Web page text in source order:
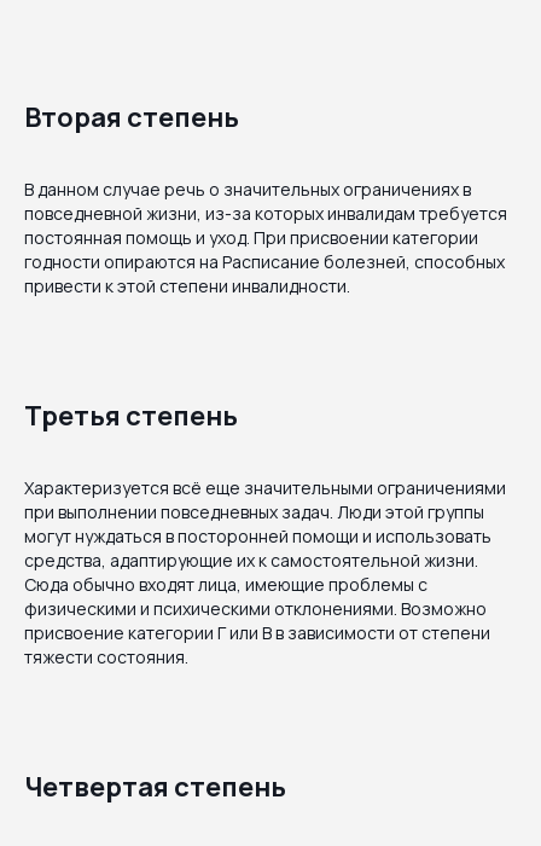
Вторая степень
В данном случае речь о значительных ограничениях в
повседневной жизни, из-за которых инвалидам требуется
постоянная помощь и уход. При присвоении категории
годности опираются на Расписание болезней, способных
привести к этой степени инвалидности.
Третья степень
Характеризуется всё еще значительными ограничениями
при выполнении повседневных задач. Люди этой группы
могут нуждаться в посторонней помощи и использовать
средства, адаптирующие их к самостоятельной жизни.
Сюда обычно входят лица, имеющие проблемы с
физическими и психическими отклонениями. Возможно
присвоение категории Г или В в зависимости от степени
тяжести состояния.
Четвертая степень